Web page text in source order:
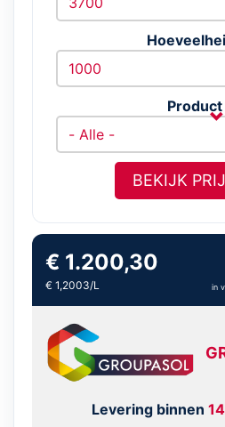
Product
BEKIJK
€ 1.200,30
€ 1,2003/L in
Levering binnen